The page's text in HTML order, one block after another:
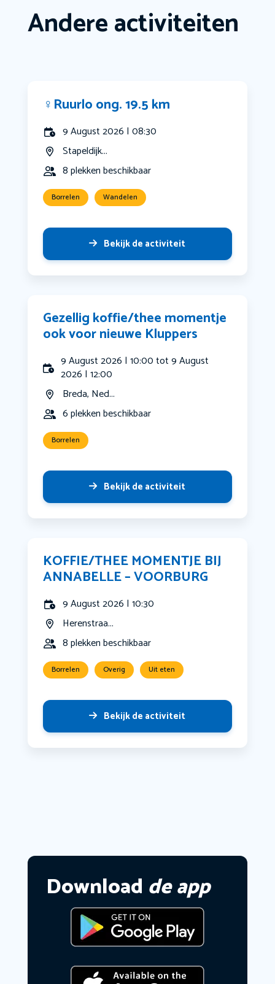
Andere activiteiten
‍♀️Ruurlo ong. 19.5 km
9 August 2026 | 08:30
Stapeldijk...
8 plekken beschikbaar
Borrelen Wandelen
Bekijk de activiteit
Gezellig koffie/thee momentje
ook voor nieuwe Kluppers
9 August 2026 | 10:00 tot 9 August
2026 | 12:00
Breda, Ned...
6 plekken beschikbaar
Borrelen
Bekijk de activiteit
KOFFIE/THEE MOMENTJE BIJ
ANNABELLE – VOORBURG
9 August 2026 | 10:30
Herenstraa...
8 plekken beschikbaar
Borrelen Overig Uit eten
Bekijk de activiteit
Download de app